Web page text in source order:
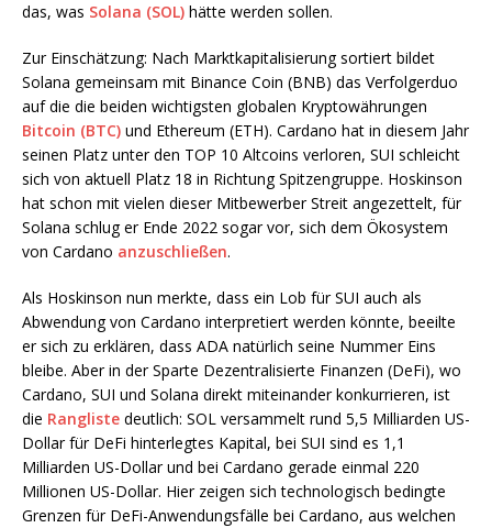
das, was Solana (SOL) hätte werden sollen.
Zur Einschätzung: Nach Marktkapitalisierung sortiert bildet
Solana gemeinsam mit Binance Coin (BNB) das Verfolgerduo
auf die die beiden wichtigsten globalen Kryptowährungen
Bitcoin (BTC) und Ethereum (ETH). Cardano hat in diesem Jahr
seinen Platz unter den TOP 10 Altcoins verloren, SUI schleicht
sich von aktuell Platz 18 in Richtung Spitzengruppe. Hoskinson
hat schon mit vielen dieser Mitbewerber Streit angezettelt, für
Solana schlug er Ende 2022 sogar vor, sich dem Ökosystem
von Cardano anzuschließen.
Als Hoskinson nun merkte, dass ein Lob für SUI auch als
Abwendung von Cardano interpretiert werden könnte, beeilte
er sich zu erklären, dass ADA natürlich seine Nummer Eins
bleibe. Aber in der Sparte Dezentralisierte Finanzen (DeFi), wo
Cardano, SUI und Solana direkt miteinander konkurrieren, ist
die Rangliste deutlich: SOL versammelt rund 5,5 Milliarden US-
Dollar für DeFi hinterlegtes Kapital, bei SUI sind es 1,1
Milliarden US-Dollar und bei Cardano gerade einmal 220
Millionen US-Dollar. Hier zeigen sich technologisch bedingte
Grenzen für DeFi-Anwendungsfälle bei Cardano, aus welchen